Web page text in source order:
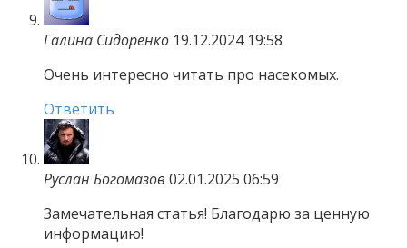
Галина Сидоренко 19.12.2024 19:58
Очень интересно читать про насекомых.
Ответить
Руслан Богомазов 02.01.2025 06:59
Замечательная статья! Благодарю за ценную
информацию!